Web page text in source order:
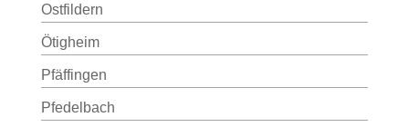
Ostfildern
Ötigheim
Pfäffingen
Pfedelbach